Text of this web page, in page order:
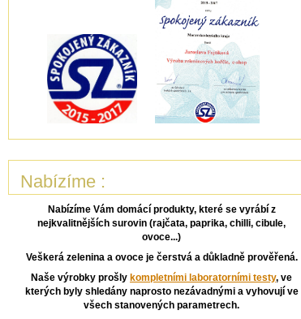
Nabízíme :
Nabízíme Vám domácí produkty, které se vyrábí z
nejkvalitnějších surovin (rajčata, paprika, chilli, cibule,
ovoce...)
Veškerá zelenina a ovoce je čerstvá a důkladně prověřená.
Naše výrobky prošly kompletními laboratorními testy, ve
kterých byly shledány naprosto nezávadnými a vyhovují ve
všech stanovených parametrech.